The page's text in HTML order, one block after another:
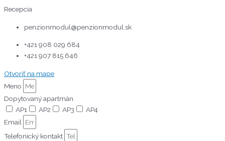
Recepcia
penzionmodul@penzionmodul.sk
+421 908 029 684
+421 907 815 646
Otvoriť na mape
Meno
Dopytovaný apartmán
AP1
AP2 AP3
AP4
Email
Telefonický kontakt